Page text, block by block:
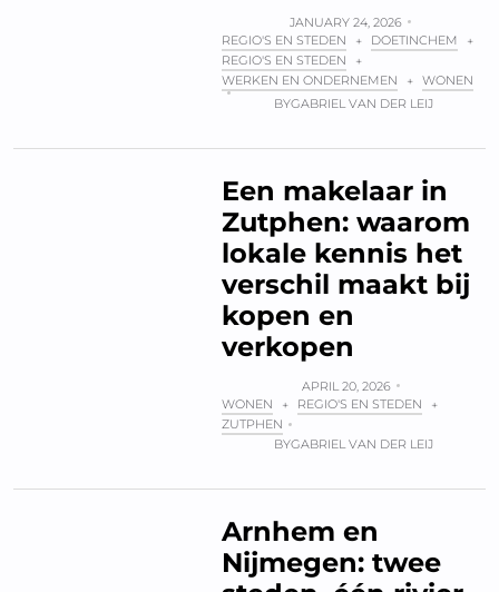
JANUARY 24, 2026
REGIO'S EN STEDEN
+ DOETINCHEM
+
REGIO'S EN STEDEN
+
WERKEN EN ONDERNEMEN
+ WONEN
BYGABRIEL VAN DER LEIJ
Een makelaar in
Zutphen: waarom
lokale kennis het
verschil maakt bij
kopen en
verkopen
APRIL 20, 2026
WONEN
+ REGIO'S EN STEDEN
+
ZUTPHEN
BYGABRIEL VAN DER LEIJ
Arnhem en
Nijmegen: twee